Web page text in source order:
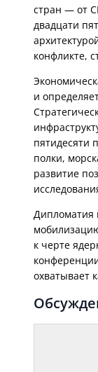
стран — от
двадцати
и
пятидесяти
полки,
развитие
Дипломатия
к черте
охватывает